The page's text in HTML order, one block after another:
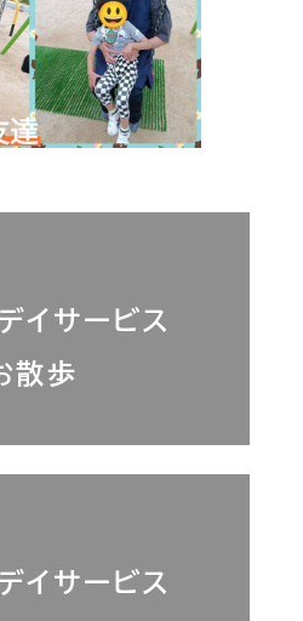
イサービス
散歩
イサービス